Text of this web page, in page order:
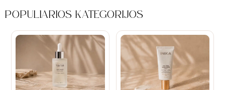
POPULIARIOS KATEGORIJOS